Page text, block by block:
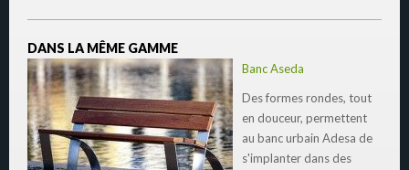
DANS LA MÊME GAMME
Banc Aseda
Des formes rondes, tout
en douceur, permettent
au banc urbain Adesa de
s'implanter dans des